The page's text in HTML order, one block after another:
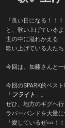
「良い日になる！！！
と、歌い上げている
世の中に溢れかえる
歌い上げている人た
今回は、加藤さんと一
今回のSPARK的ベスト
「 フライト 」。
ぜひ、地方のギグヘ行
ラバーバンドを大量に
「愛しているぜ○○！